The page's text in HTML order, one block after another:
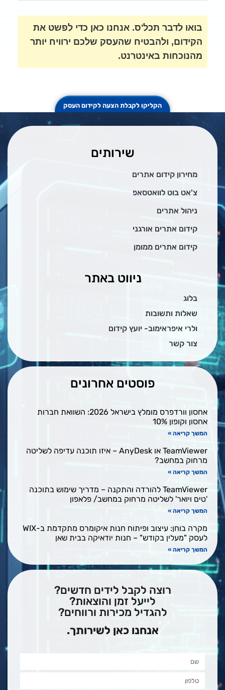
לדבר תכל'ס. אנחנו כאן כדי לפשט את
ולהבטיח שהעסק שלכם ירוויח יותר
באינטרנט.
הקליקו לקבלת הצעה לקידום העסק
שירותים
קידום אתרים
בוט לוואטסאפ
אתרים
אתרים אורגני
אתרים ממומן
ניווט באתר
ותשובות
איפראימוב- יועץ קידום
פוסטים אחרונים
אחסון וורדפרס מומלץ בישראל 2026: השוואת חברות
10%
TeamViewer או AnyDesk – איזו תוכנה עדיפה לשליטה
במחשב?
»
TeamViewer להורדה והתקנה – מדריך שימוש בתוכנה
לשליטה מרחוק במחשב/ פלאפון
»
מקרה בוחן: עיצוב ופיתוח חנות איקומרס מתקדמת ב-WIX
בקודש" – חנות יודאיקה בבית שאן
»
רוצה לקבל לידים חדשים?
לייעל זמן והוצאות?
להגדיל מכירות ורווחים?
אנחנו כאן לשירותך.